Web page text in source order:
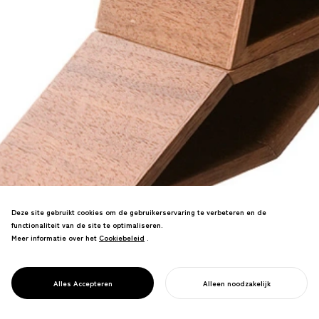
PROJECT
MAG CONTAINER
aantrekkingskrachten en verfijnde
Deze site gebruikt cookies om de gebruikerservaring te verbeteren en de
functionaliteit van de site te optimaliseren.
Meer informatie over het Cookiebeleid
Cookiebeleid .
Alles Accepteren Alleen noodzakelijk